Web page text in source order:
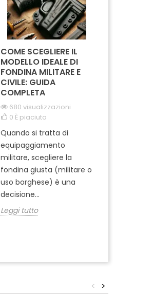
COME SCEGLIERE IL
MODELLO IDEALE DI
FONDINA MILITARE E
CIVILE: GUIDA
COMPLETA
680 visualizzazioni
0 È piaciuto
Quando si tratta di
equipaggiamento
militare, scegliere la
fondina giusta (militare o
uso borghese) è una
decisione...
Leggi tutto
>
<